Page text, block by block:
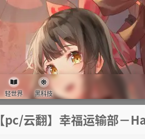
轻世界 黑科技
【pc/云翻】幸福运输部－